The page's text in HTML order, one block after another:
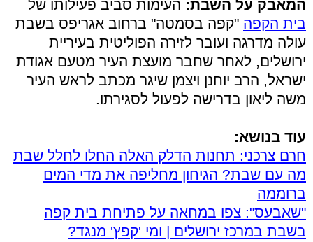
המאבק על השבת: העימות סביב פעילותו של
בית הקפה "קפה בסמטה" ברחוב אגריפס בשבת
עולה מדרגה ועובר לזירה הפוליטית בעיריית
ירושלים, לאחר שחבר מועצת העיר מטעם אגודת
ישראל, הרב יוחנן ויצמן שיגר מכתב לראש העיר
משה ליאון בדרישה לפעול לסגירתו.
עוד בנושא:
חרם צרכני: תחנות הדלק האלה החלו לחלל שבת
מה עם שבת? הגיחון מחליפה את מדי המים
ברוממה
"שאבעס": צפו במחאה על פתיחת בית קפה
בשבת במרכז ירושלים | ומי 'קפץ' מנגד?